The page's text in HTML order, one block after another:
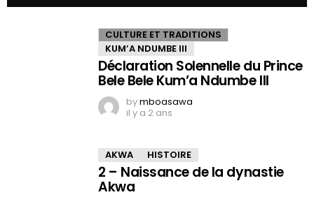
CULTURE ET TRADITIONS
KUM’A NDUMBE III
Déclaration Solennelle du Prince
Bele Bele Kum’a Ndumbe III
bymboasawa
il y a 2 ans
AKWA HISTOIRE
2 – Naissance de la dynastie
Akwa